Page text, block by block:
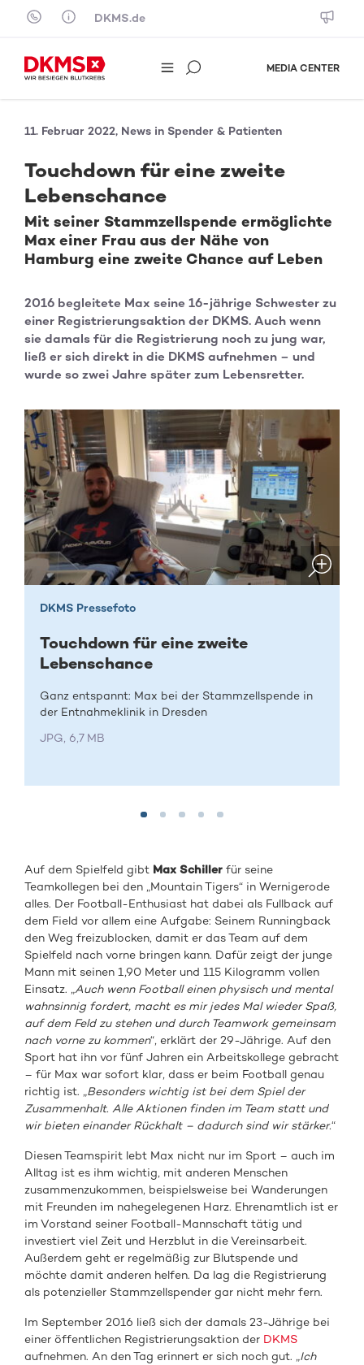
Skip to content
DKMS.de
MEDIA CENTER
11. Februar 2022, News in Spender & Patienten
Touchdown für eine zweite
Lebenschance
Mit seiner Stammzellspende ermöglichte
Max einer Frau aus der Nähe von
Hamburg eine zweite Chance auf Leben
2016 begleitete Max seine 16-jährige Schwester zu
einer Registrierungsaktion der DKMS. Auch wenn
sie damals für die Registrierung noch zu jung war,
ließ er sich direkt in die DKMS aufnehmen – und
wurde so zwei Jahre später zum Lebensretter.
DKMS Pressefoto
Touchdown für eine zweite
Lebenschance
Ganz entspannt: Max bei der Stammzellspende in
der Entnahmeklinik in Dresden
JPG, 6,7 MB
Auf dem Spielfeld gibt Max Schiller für seine
Teamkollegen bei den „Mountain Tigers“ in Wernigerode
alles. Der Football-Enthusiast hat dabei als Fullback auf
dem Field vor allem eine Aufgabe: Seinem Runningback
den Weg freizublocken, damit er das Team auf dem
Spielfeld nach vorne bringen kann. Dafür zeigt der junge
Mann mit seinen 1,90 Meter und 115 Kilogramm vollen
Einsatz. „Auch wenn Football einen physisch und mental
wahnsinnig fordert, macht es mir jedes Mal wieder Spaß,
auf dem Feld zu stehen und durch Teamwork gemeinsam
nach vorne zu kommen“, erklärt der 29-Jährige. Auf den
Sport hat ihn vor fünf Jahren ein Arbeitskollege gebracht
– für Max war sofort klar, dass er beim Football genau
richtig ist. „Besonders wichtig ist bei dem Spiel der
Zusammenhalt. Alle Aktionen finden im Team statt und
wir bieten einander Rückhalt – dadurch sind wir stärker.“
Diesen Teamspirit lebt Max nicht nur im Sport – auch im
Alltag ist es ihm wichtig, mit anderen Menschen
zusammenzukommen, beispielsweise bei Wanderungen
mit Freunden im nahegelegenen Harz. Ehrenamtlich ist er
im Vorstand seiner Football-Mannschaft tätig und
investiert viel Zeit und Herzblut in die Vereinsarbeit.
Außerdem geht er regelmäßig zur Blutspende und
möchte damit anderen helfen. Da lag die Registrierung
als potenzieller Stammzellspender gar nicht mehr fern.
Im September 2016 ließ sich der damals 23-Jährige bei
einer öffentlichen Registrierungsaktion der DKMS
aufnehmen. An den Tag erinnert er sich noch gut. „Ich